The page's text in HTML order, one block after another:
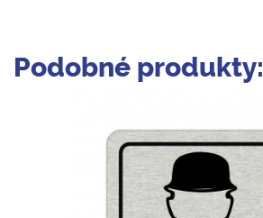
Podobné produkty: